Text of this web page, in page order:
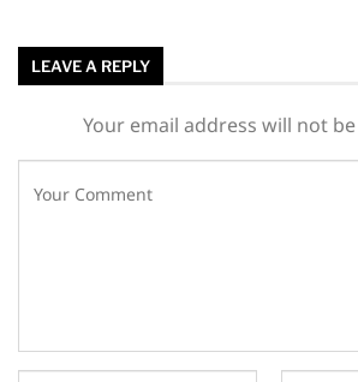
LEAVE A REPLY
Your email address will not